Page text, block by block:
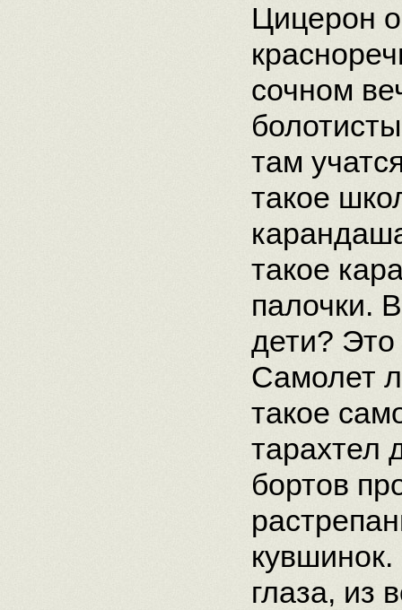
Цицерон
сочном
там
такое
такое
палочки.
дети?
Самолет
такое
тарахтел
бортов
глаза, из